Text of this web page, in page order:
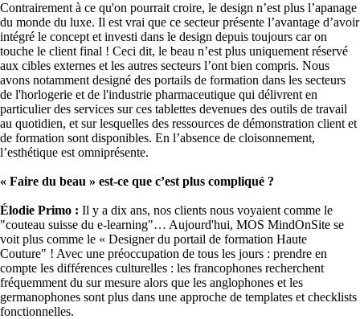
Contrairement à ce qu'on pourrait croire, le design n’est plus l’apanage
du monde du luxe. Il est vrai que ce secteur présente l’avantage d’avoir
intégré le concept et investi dans le design depuis toujours car on
touche le client final ! Ceci dit, le beau n’est plus uniquement réservé
aux cibles externes et les autres secteurs l’ont bien compris. Nous
avons notamment designé des portails de formation dans les secteurs
de l'horlogerie et de l'industrie pharmaceutique qui délivrent en
particulier des services sur ces tablettes devenues des outils de travail
au quotidien, et sur lesquelles des ressources de démonstration client et
de formation sont disponibles. En l’absence de cloisonnement,
l’esthétique est omniprésente.
« Faire du beau » est-ce que c’est plus compliqué ?
Élodie Primo : Il y a dix ans, nos clients nous voyaient comme le
"couteau suisse du e-learning"… Aujourd'hui, MOS MindOnSite se
voit plus comme le « Designer du portail de formation Haute
Couture" ! Avec une préoccupation de tous les jours : prendre en
compte les différences culturelles : les francophones recherchent
fréquemment du sur mesure alors que les anglophones et les
germanophones sont plus dans une approche de templates et checklists
fonctionnelles.